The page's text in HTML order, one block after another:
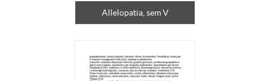
Allelopatia, sem V